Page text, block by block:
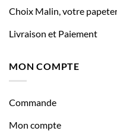
Choix Malin, votre
Livraison et Paiement
MON COMPTE
Commande
Mon compte